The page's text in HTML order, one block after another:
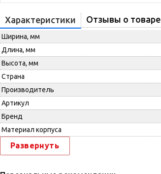
Характеристики Отзывы о товаре
Ширина, мм
Длина, мм
Высота, мм
Страна
Производитель
Артикул
Бренд
Материал корпуса
Развернуть